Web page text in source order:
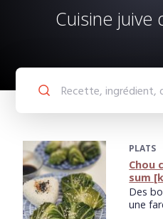
Cuisine juive
PLATS
Chou
sum
Des
une